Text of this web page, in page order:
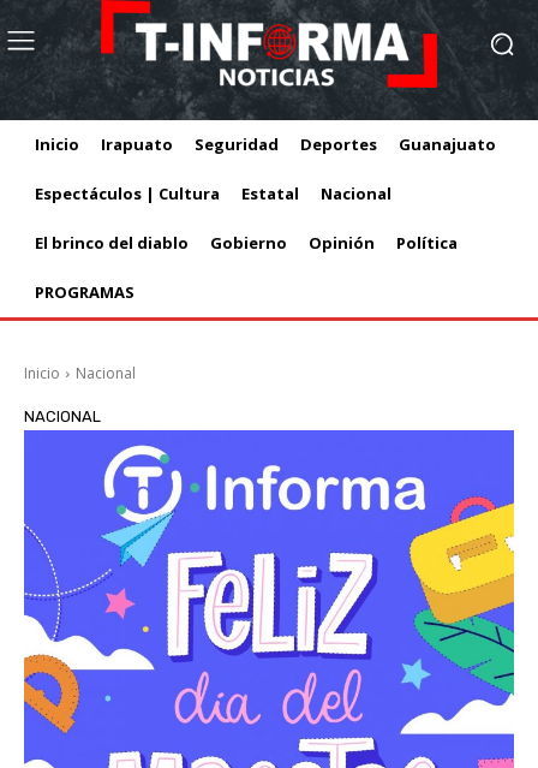
Inicio Irapuato Seguridad Deportes Guanajuato
Espectáculos | Cultura Estatal Nacional
El brinco del diablo Gobierno Opinión Política
PROGRAMAS
Inicio Nacional
NACIONAL